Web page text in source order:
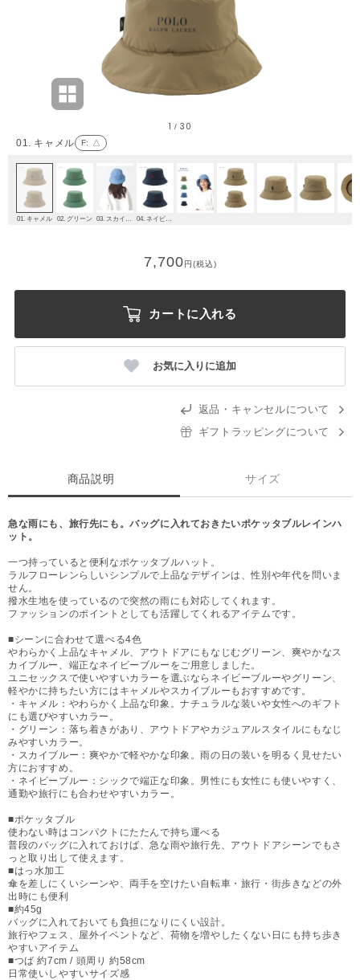
01. キャメル F: △
1 /30
01. キャメル 02. グリーン
7,700円(税込)
カートに入れる
お気に入りに追加
返品・キャンセルについて
ギフトラッピングについて
商品説明 サイズ
急な雨にも、旅行先にも。バッグに入れておきたいポケッタブルレインハ
ット。
一つ持っていると便利なポケッタブルハット。
ラルフローレンらしいシンプルで上品なデザインは、性別や年代を問いま
せん。
撥水生地を使っているので突然の雨にも対応してくれます。
ファッションのポイントとしても活躍してくれるアイテムです。
■シーンに合わせて選べる4色
やわらかく上品なキャメル、アウトドアにもなじむグリーン、爽やかなス
カイブルー、端正なネイビーブルーをご用意しました。
ユニセックスで使いやすいカラーを選ぶならネイビーブルーやグリーン、
軽やかに持ちたい方にはキャメルやスカイブルーもおすすめです。
・キャメル：やわらかく上品な印象。ナチュラルな装いや女性へのギフト
にも選びやすいカラー。
・グリーン：落ち着きがあり、アウトドアやカジュアルスタイルにもなじ
みやすいカラー。
・スカイブルー：爽やかで軽やかな印象。雨の日の装いを明るく見せたい
方におすすめ。
・ネイビーブルー：シックで端正な印象。男性にも女性にも使いやすく、
通勤や旅行にも合わせやすいカラー。
■ポケッタブル
使わない時はコンパクトにたたんで持ち運べる
普段のバッグに入れておけば、急な雨や旅行先、アウトドアシーンでもさ
っと取り出して使えます。
■はっ水加工
傘を差しにくいシーンや、両手を空けたい自転車・旅行・街歩きなどの外
出時にも便利
■約45g
バッグに入れておいても負担になりにくい設計。
旅行やフェス、屋外イベントなど、荷物を増やしたくない日にも持ち歩き
やすいアイテム
■つば 約7cm / 頭周り 約58cm
日常使いしやすいサイズ感